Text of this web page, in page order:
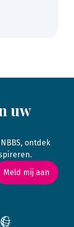
uw
ontdek
Meld mij aan